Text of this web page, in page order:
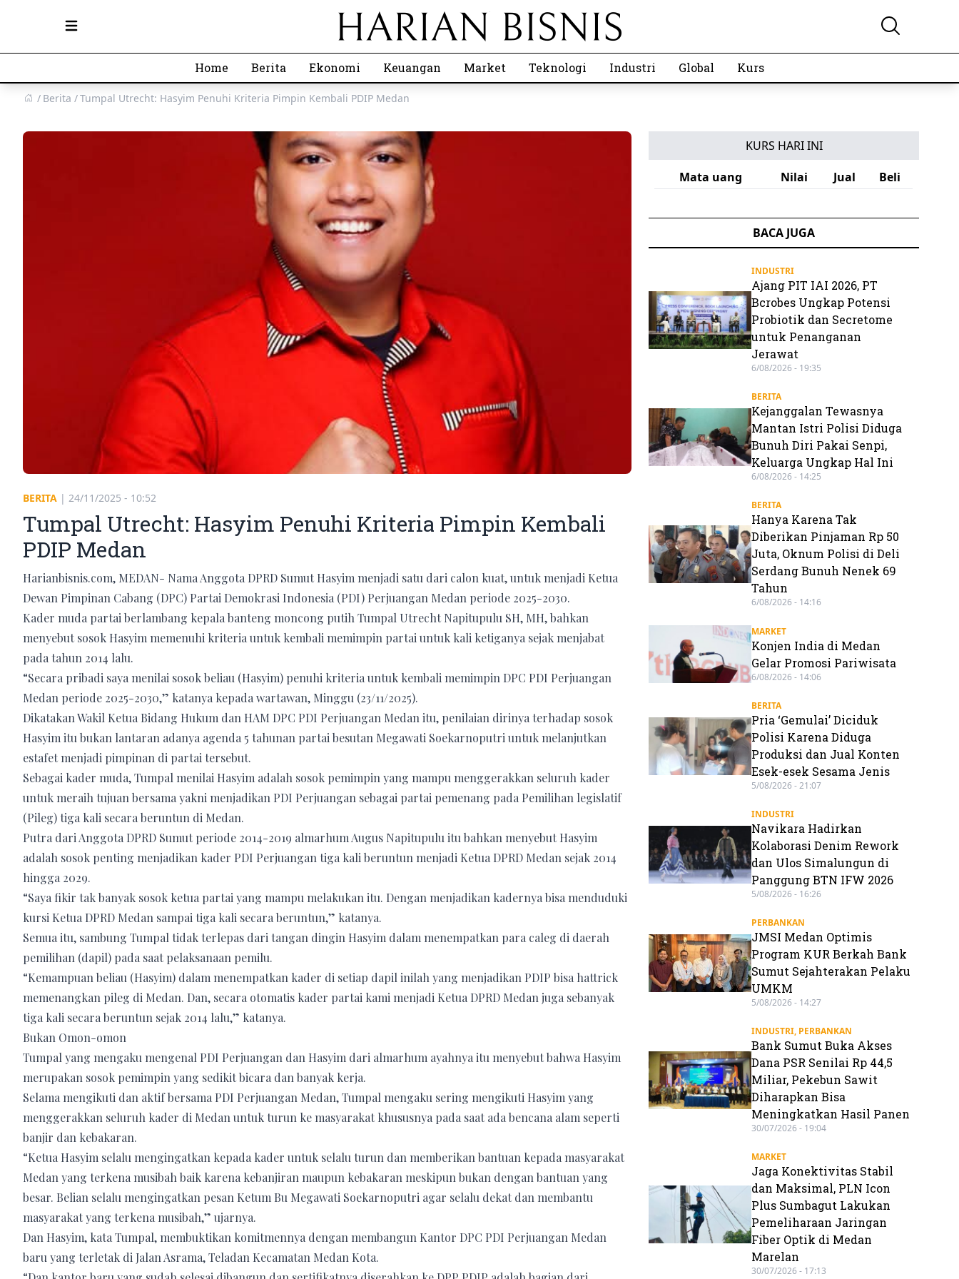
Open main menu
Home Berita Ekonomi Keuangan Market Teknologi Industri Global Kurs
Berita Tumpal Utrecht: Hasyim Penuhi Kriteria Pimpin Kembali PDIP Medan
BERITA | 24/11/2025 - 10:52
Tumpal Utrecht: Hasyim Penuhi Kriteria Pimpin Kembali
PDIP Medan
Harianbisnis.com, MEDAN- Nama Anggota DPRD Sumut Hasyim menjadi satu dari calon kuat, untuk menjadi Ketua
Dewan Pimpinan Cabang (DPC) Partai Demokrasi Indonesia (PDI) Perjuangan Medan periode 2025-2030.
Kader muda partai berlambang kepala banteng moncong putih Tumpal Utrecht Napitupulu SH, MH, bahkan
menyebut sosok Hasyim memenuhi kriteria untuk kembali memimpin partai untuk kali ketiganya sejak menjabat
pada tahun 2014 lalu.
“Secara pribadi saya menilai sosok beliau (Hasyim) penuhi kriteria untuk kembali memimpin DPC PDI Perjuangan
Medan periode 2025-2030,” katanya kepada wartawan, Minggu (23/11/2025).
Dikatakan Wakil Ketua Bidang Hukum dan HAM DPC PDI Perjuangan Medan itu, penilaian dirinya terhadap sosok
Hasyim itu bukan lantaran adanya agenda 5 tahunan partai besutan Megawati Soekarnoputri untuk melanjutkan
estafet menjadi pimpinan di partai tersebut.
Sebagai kader muda, Tumpal menilai Hasyim adalah sosok pemimpin yang mampu menggerakkan seluruh kader
untuk meraih tujuan bersama yakni menjadikan PDI Perjuangan sebagai partai pemenang pada Pemilihan legislatif
(Pileg) tiga kali secara beruntun di Medan.
Putra dari Anggota DPRD Sumut periode 2014-2019 almarhum Augus Napitupulu itu bahkan menyebut Hasyim
adalah sosok penting menjadikan kader PDI Perjuangan tiga kali beruntun menjadi Ketua DPRD Medan sejak 2014
hingga 2029.
“Saya fikir tak banyak sosok ketua partai yang mampu melakukan itu. Dengan menjadikan kadernya bisa menduduki
kursi Ketua DPRD Medan sampai tiga kali secara beruntun,” katanya.
Semua itu, sambung Tumpal tidak terlepas dari tangan dingin Hasyim dalam menempatkan para caleg di daerah
pemilihan (dapil) pada saat pelaksanaan pemilu.
“Kemampuan beliau (Hasyim) dalam menempatkan kader di setiap dapil inilah yang menjadikan PDIP bisa hattrick
memenangkan pileg di Medan. Dan, secara otomatis kader partai kami menjadi Ketua DPRD Medan juga sebanyak
tiga kali secara beruntun sejak 2014 lalu,” katanya.
Bukan Omon-omon
Tumpal yang mengaku mengenal PDI Perjuangan dan Hasyim dari almarhum ayahnya itu menyebut bahwa Hasyim
merupakan sosok pemimpin yang sedikit bicara dan banyak kerja.
Selama mengikuti dan aktif bersama PDI Perjuangan Medan, Tumpal mengaku sering mengikuti Hasyim yang
menggerakkan seluruh kader di Medan untuk turun ke masyarakat khususnya pada saat ada bencana alam seperti
banjir dan kebakaran.
“Ketua Hasyim selalu mengingatkan kepada kader untuk selalu turun dan memberikan bantuan kepada masyarakat
Medan yang terkena musibah baik karena kebanjiran maupun kebakaran meskipun bukan dengan bantuan yang
besar. Belian selalu mengingatkan pesan Ketum Bu Megawati Soekarnoputri agar selalu dekat dan membantu
masyarakat yang terkena musibah,” ujarnya.
Dan Hasyim, kata Tumpal, membuktikan komitmennya dengan membangun Kantor DPC PDI Perjuangan Medan
baru yang terletak di Jalan Asrama, Teladan Kecamatan Medan Kota.
KURS HARI INI
Mata uang
Nilai Jual Beli
BACA JUGA
INDUSTRI
Ajang PIT IAI 2026, PT
Bcrobes Ungkap Potensi
Probiotik dan Secretome
untuk Penanganan
Jerawat
6/08/2026 - 19:35
BERITA
Kejanggalan Tewasnya
Mantan Istri Polisi Diduga
Bunuh Diri Pakai Senpi,
Keluarga Ungkap Hal Ini
6/08/2026 - 14:25
BERITA
Hanya Karena Tak
Diberikan Pinjaman Rp 50
Juta, Oknum Polisi di Deli
Serdang Bunuh Nenek 69
Tahun
6/08/2026 - 14:16
MARKET
Konjen India di Medan
Gelar Promosi Pariwisata
6/08/2026 - 14:06
BERITA
Pria ‘Gemulai’ Diciduk
Polisi Karena Diduga
Produksi dan Jual Konten
Esek-esek Sesama Jenis
5/08/2026 - 21:07
INDUSTRI
Navikara Hadirkan
Kolaborasi Denim Rework
dan Ulos Simalungun di
Panggung BTN IFW 2026
5/08/2026 - 16:26
PERBANKAN
JMSI Medan Optimis
Program KUR Berkah Bank
Sumut Sejahterakan Pelaku
UMKM
5/08/2026 - 14:27
INDUSTRI, PERBANKAN
Bank Sumut Buka Akses
Dana PSR Senilai Rp 44,5
Miliar, Pekebun Sawit
Diharapkan Bisa
Meningkatkan Hasil Panen
30/07/2026 - 19:04
MARKET
Jaga Konektivitas Stabil
dan Maksimal, PLN Icon
Plus Sumbagut Lakukan
Pemeliharaan Jaringan
Fiber Optik di Medan
Marelan
30/07/2026 - 17:13